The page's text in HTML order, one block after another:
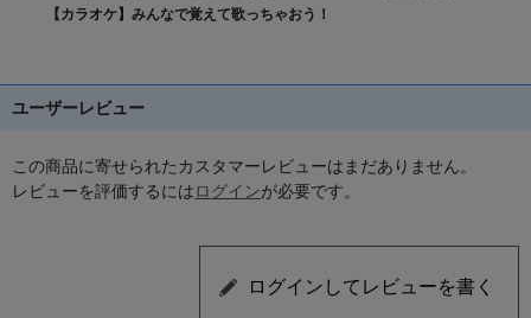
【カラオケ】みんなで覚えて歌っちゃおう！
ユーザーレビュー
この商品に寄せられたカスタマーレビューはまだありません。
レビューを評価するにはログインが必要です。